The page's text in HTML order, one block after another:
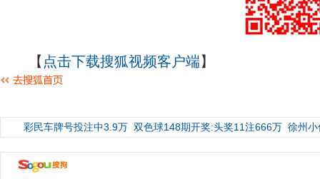
【 点击下载搜狐视频客户端】
彩民车牌号投注中3.9万 双色球148期开奖:头奖11注666万 徐州